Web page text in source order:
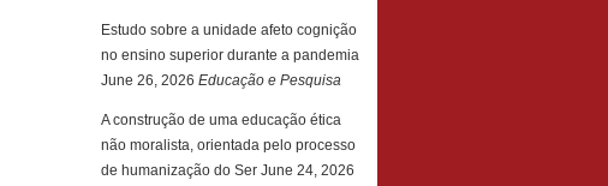
Estudo sobre a unidade afeto cognição
no ensino superior durante a pandemia
June 26, 2026 Educação e Pesquisa
A construção de uma educação ética
não moralista, orientada pelo processo
de humanização do Ser June 24, 2026